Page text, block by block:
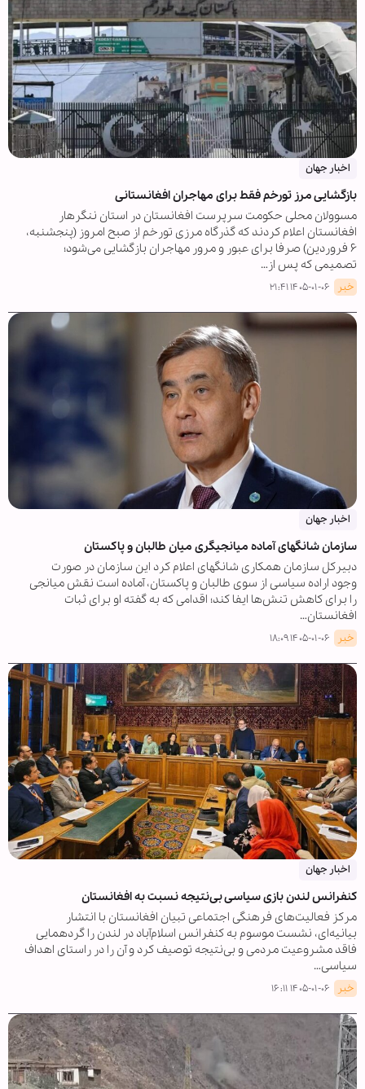
اخبار جهان
بازگشایی مرز تورخم فقط برای مهاجران افغانستانی
مسوولان محلی حکومت سرپرست افغانستان در استان ننگرهار
افغانستان اعلام کردند که گذرگاه مرزی تورخم از صبح امروز (پنجشنبه،
۶ فروردین) صرفا برای عبور و مرور مهاجران بازگشایی می‌شود؛
تصمیمی که پس از…
خبر ۱۴۰۵-۰۱-۰۶ ۲۱:۴۱
اخبار جهان
سازمان شانگهای آماده میانجیگری میان طالبان و پاکستان
دبیرکل سازمان همکاری شانگهای اعلام کرد این سازمان در صورت
وجود اراده سیاسی از سوی طالبان و پاکستان، آماده است نقش میانجی
را برای کاهش تنش‌ها ایفا کند؛ اقدامی که به گفته او برای ثبات
افغانستان…
خبر ۱۴۰۵-۰۱-۰۶ ۱۸:۰۹
اخبار جهان
کنفرانس لندن بازی سیاسی بی‌نتیجه نسبت به افغانستان
مرکز فعالیت‌های فرهنگی اجتماعی تبیان افغانستان با انتشار
بیانیه‌ای، نشست موسوم به کنفرانس اسلام‌آباد در لندن را گردهمایی
فاقد مشروعیت مردمی و بی‌نتیجه توصیف کرد و آن را در راستای اهداف
سیاسی…
خبر ۱۴۰۵-۰۱-۰۶ ۱۶:۱۱